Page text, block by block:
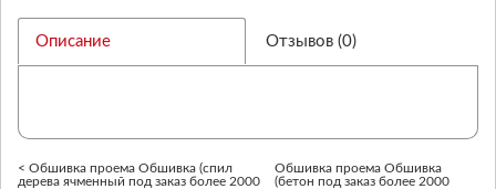
Описание Отзывов (0)
< Обшивка проема Обшивка (спил
дерева ячменный под заказ более 2000
Обшивка проема Обшивка
(бетон под заказ более 2000